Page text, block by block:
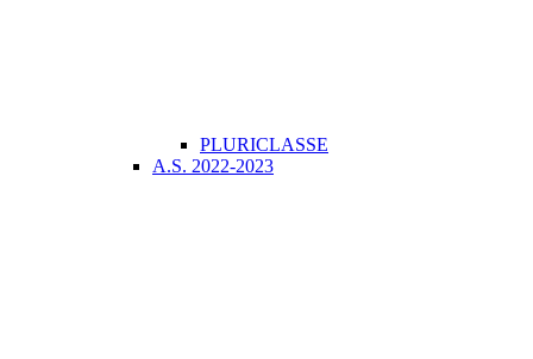
PLURICLASSE
A.S. 2022-2023